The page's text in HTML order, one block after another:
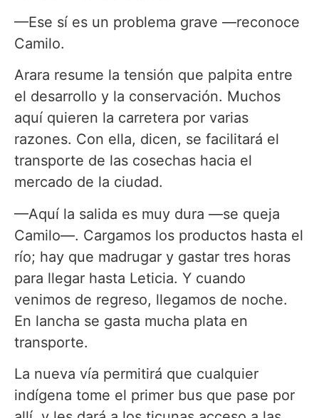
—Ese sí es un problema grave —reconoce
Camilo.
Arara resume la tensión que palpita entre
el desarrollo y la conservación. Muchos
aquí quieren la carretera por varias
razones. Con ella, dicen, se facilitará el
transporte de las cosechas hacia el
mercado de la ciudad.
—Aquí la salida es muy dura —se queja
Camilo—. Cargamos los productos hasta el
río; hay que madrugar y gastar tres horas
para llegar hasta Leticia. Y cuando
venimos de regreso, llegamos de noche.
En lancha se gasta mucha plata en
transporte.
La nueva vía permitirá que cualquier
indígena tome el primer bus que pase por